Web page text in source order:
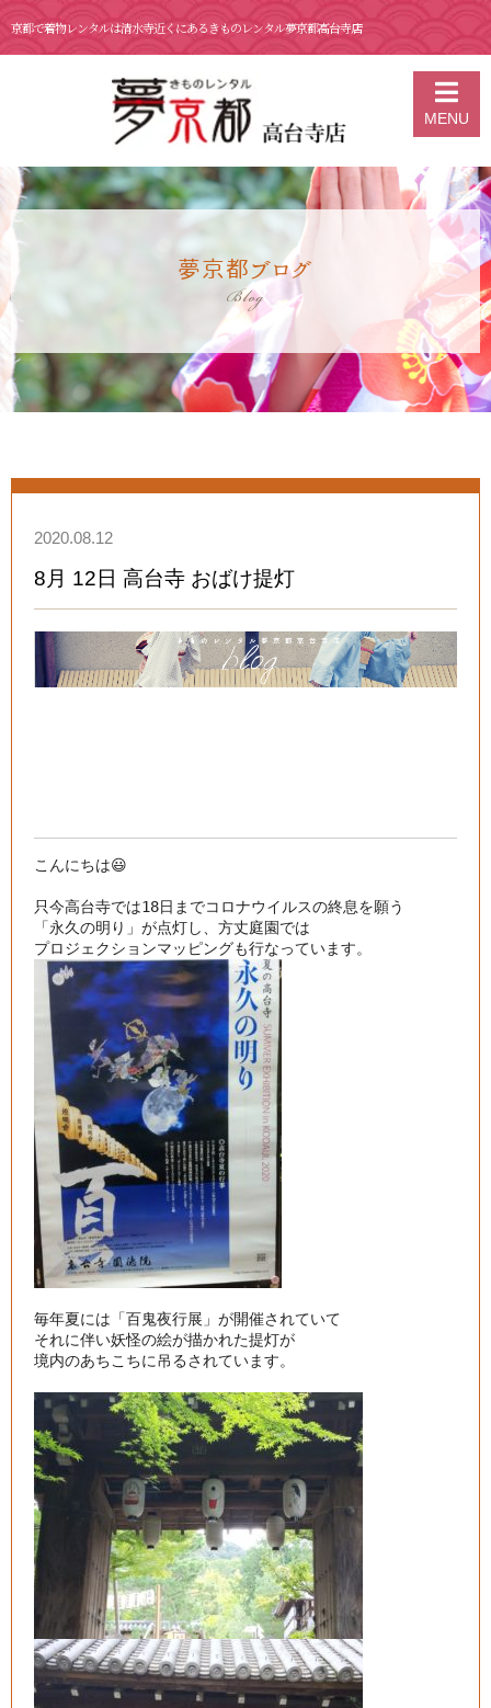
京都で着物レンタルは清水寺近くにあるきものレンタル夢京都高台寺店
MENU
京都の着物レンタル 夢京都 高台寺店
8月 12日 高台寺 おば
夢京都ブログ
Blog
2020.08.12
8月 12日 高台寺 おばけ提灯
こんにちは😃
只今高台寺では18日までコロナウイルスの終息を願う
「永久の明り」が点灯し、方丈庭園では
毎年夏には「百鬼夜行展」が開催されていて
それに伴い妖怪の絵が描かれた提灯が
境内のあちこちに吊るされています。